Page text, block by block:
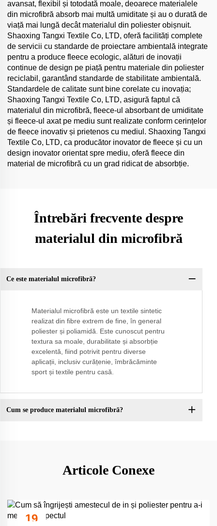
avansat, flexibil și totodată moale, deoarece materialele
din microfibră absorb mai multă umiditate și au o durată de
viață mai lungă decât materialul din poliester obișnuit.
Shaoxing Tangxi Textile Co, LTD, oferă facilități complete
de servicii cu standarde de proiectare ambientală integrate
pentru a produce fleece ecologic, alături de inovații
continue de design pe piață pentru materiale din poliester
reciclabil, garantând standarde de stabilitate ambientală.
Standardele de calitate sunt bine corelate cu inovația;
Shaoxing Tangxi Textile Co, LTD, asigură faptul că
materialul din microfibră, fleece-ul absorbant de umiditate
și fleece-ul axat pe mediu sunt realizate conform cerințelor
de fleece inovativ și prietenos cu mediul. Shaoxing Tangxi
Textile Co, LTD, ca producător inovator de fleece și cu un
design inovator orientat spre mediu, oferă fleece din
material de microfibră cu un grad ridicat de absorbție.
Întrebări frecvente despre
materialul din microfibră
Ce este materialul microfibră?
Materialul microfibră este un textile sintetic
realizat din fibre extrem de fine, în general
poliester și poliamidă. Este cunoscut pentru
textura sa moale, durabilitate și absorbție
excelentă, fiind potrivit pentru diverse
aplicații, inclusiv curățenie, îmbrăcăminte
sport și textile pentru casă.
Cum se produce materialul microfibră?
Articole Conexe
19